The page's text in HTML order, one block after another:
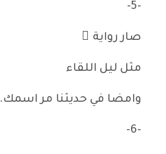
-5-
صار رواية ً
مثل ليل اللقاء
وامضا في حديثنا مر اسمك.
-6-